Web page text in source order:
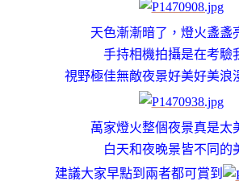
天色漸漸暗了，燈火盞盞
手持相機拍攝是在考驗
視野極佳無敵夜景好美好美浪
萬家燈火整個夜景真是太
白天和夜晚景皆不同的
建議大家早點到兩者都可賞到